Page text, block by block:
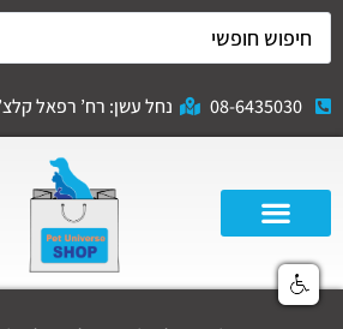
08-6435030 נחל עשן: רח’ רפאל